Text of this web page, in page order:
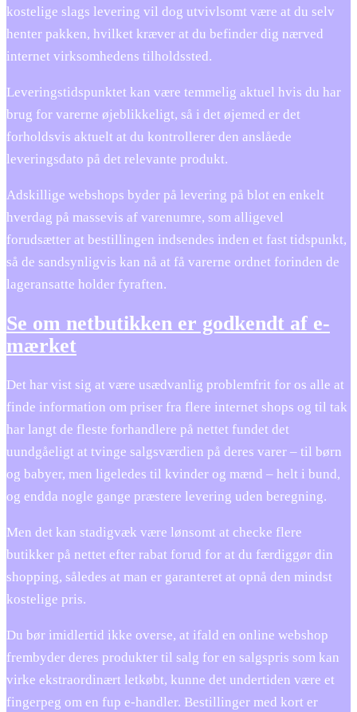
kostelige slags levering vil dog utvivlsomt være at du selv
henter pakken, hvilket kræver at du befinder dig nærved
internet virksomhedens tilholdssted.
Leveringstidspunktet kan være temmelig aktuel hvis du har
brug for varerne øjeblikkeligt, så i det øjemed er det
forholdsvis aktuelt at du kontrollerer den anslåede
leveringsdato på det relevante produkt.
Adskillige webshops byder på levering på blot en enkelt
hverdag på massevis af varenumre, som alligevel
forudsætter at bestillingen indsendes inden et fast tidspunkt,
så de sandsynligvis kan nå at få varerne ordnet forinden de
lageransatte holder fyraften.
Se om netbutikken er godkendt af e-
mærket
Det har vist sig at være usædvanlig problemfrit for os alle at
finde information om priser fra flere internet shops og til tak
har langt de fleste forhandlere på nettet fundet det
uundgåeligt at tvinge salgsværdien på deres varer – til børn
og babyer, men ligeledes til kvinder og mænd – helt i bund,
og endda nogle gange præstere levering uden beregning.
Men det kan stadigvæk være lønsomt at checke flere
butikker på nettet efter rabat forud for at du færdiggør din
shopping, således at man er garanteret at opnå den mindst
kostelige pris.
Du bør imidlertid ikke overse, at ifald en online webshop
frembyder deres produkter til salg for en salgspris som kan
virke ekstraordinært letkøbt, kunne det undertiden være et
fingerpeg om en fup e-handler. Bestillinger med kort er